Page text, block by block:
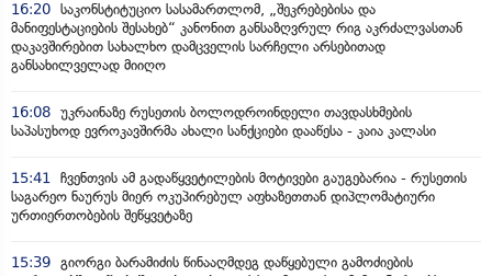
16:20 საკონსტიტუციო სასამართლომ, „შეკრებებისა და
მანიფესტაციების შესახებ“ კანონით განსაზღვრულ რიგ აკრძალვასთან
დაკავშირებით სახალხო დამცველის სარჩელი არსებითად
განსახილველად მიიღო
16:08 უკრაინაზე რუსეთის ბოლოდროინდელი თავდასხმების
საპასუხოდ ევროკავშირმა ახალი სანქციები დააწესა - კაია კალასი
15:41 ჩვენთვის ამ გადაწყვეტილების მოტივები გაუგებარია - რუსეთის
საგარეო ნაურუს მიერ ოკუპირებულ აფხაზეთთან დიპლომატიური
ურთიერთობების შეწყვეტაზე
15:39 გიორგი ბარამიძის წინააღმდეგ დაწყებული გამოძიების